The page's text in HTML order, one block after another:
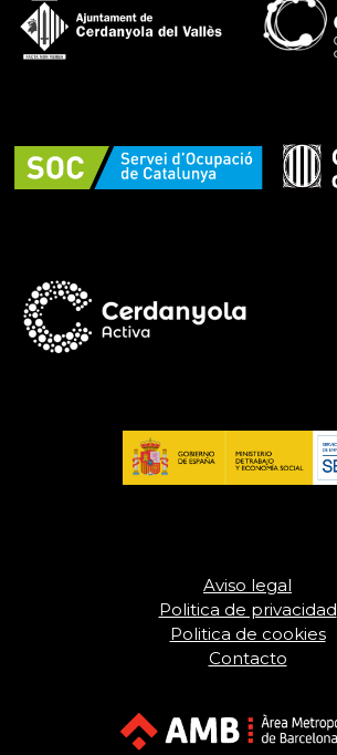
Aviso legal
Politica de privacidad
Politica de cookies
Contacto